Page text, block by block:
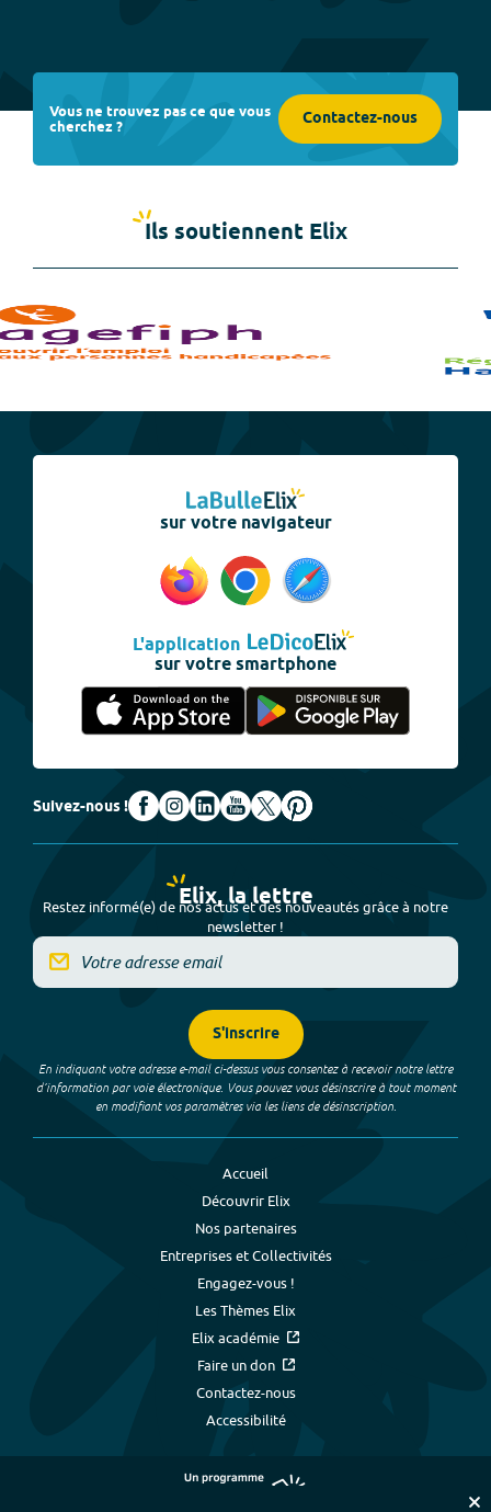
Vous ne trouvez pas ce que vous
cherchez ? Contactez-nous
Ils soutiennent Elix
sur votre navigateur
L'application
sur votre smartphone
Suivez-nous !
Elix, la lettre
Restez informé(e) de nos actus et des nouveautés grâce à notre
newsletter !
S'inscrire
En indiquant votre adresse e-mail ci-dessus vous consentez à recevoir notre lettre
d’information par voie électronique. Vous pouvez vous désinscrire à tout moment
en modifiant vos paramètres via les liens de désinscription.
Accueil
Découvrir Elix
Nos partenaires
Entreprises et Collectivités
Engagez-vous !
Les Thèmes Elix
Elix académie
Faire un don
Contactez-nous
Accessibilité